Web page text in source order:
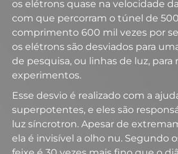
os elétrons quase na velocidade
com que percorram o túnel de
comprimento 600 mil vezes por
os elétrons são desviados para
de pesquisa, ou linhas de luz, para
experimentos.
Esse desvio é realizado com a
superpotentes, e eles são
luz síncrotron. Apesar de
ela é invisível a olho nu. Segundo